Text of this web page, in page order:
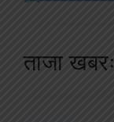
ताजा खबरः